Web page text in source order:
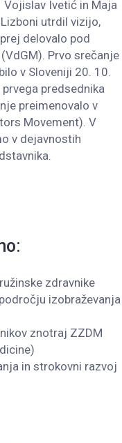
Ivetić in Maja
utrdil vizijo,
delovalo pod
Prvo srečanje
v Sloveniji 20. 10.
predsednika
preimenovalo v
Movement). V
v dejavnostih
zdravnike
izobraževanja
znotraj ZZDM
in strokovni razvoj